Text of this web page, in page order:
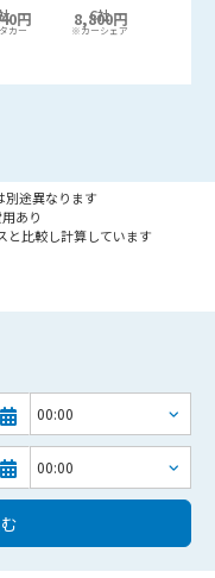
円 8,800円
カー
C社
※カーシェア
途異なります
あり
比較し計算しています